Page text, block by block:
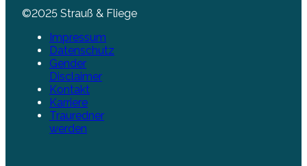
©2025 Strauß & Fliege
Impressum
Datenschutz
Gender
Disclaimer
Kontakt
Karriere
Trauredner
werden